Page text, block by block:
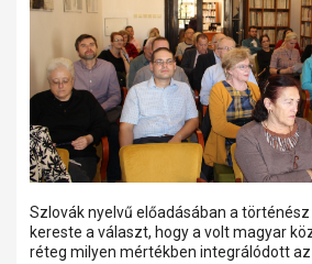
Szlovák nyelvű előadásában a
kereste a választ, hogya volt magyar
réteg milyen mértékben integrálódott